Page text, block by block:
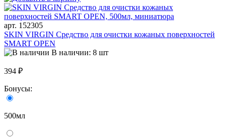
арт. 152305
SKIN VIRGIN Средство для очистки кожаных поверхностей
SMART OPEN
В наличии: 8 шт
394 ₽
Бонусы:
500мл